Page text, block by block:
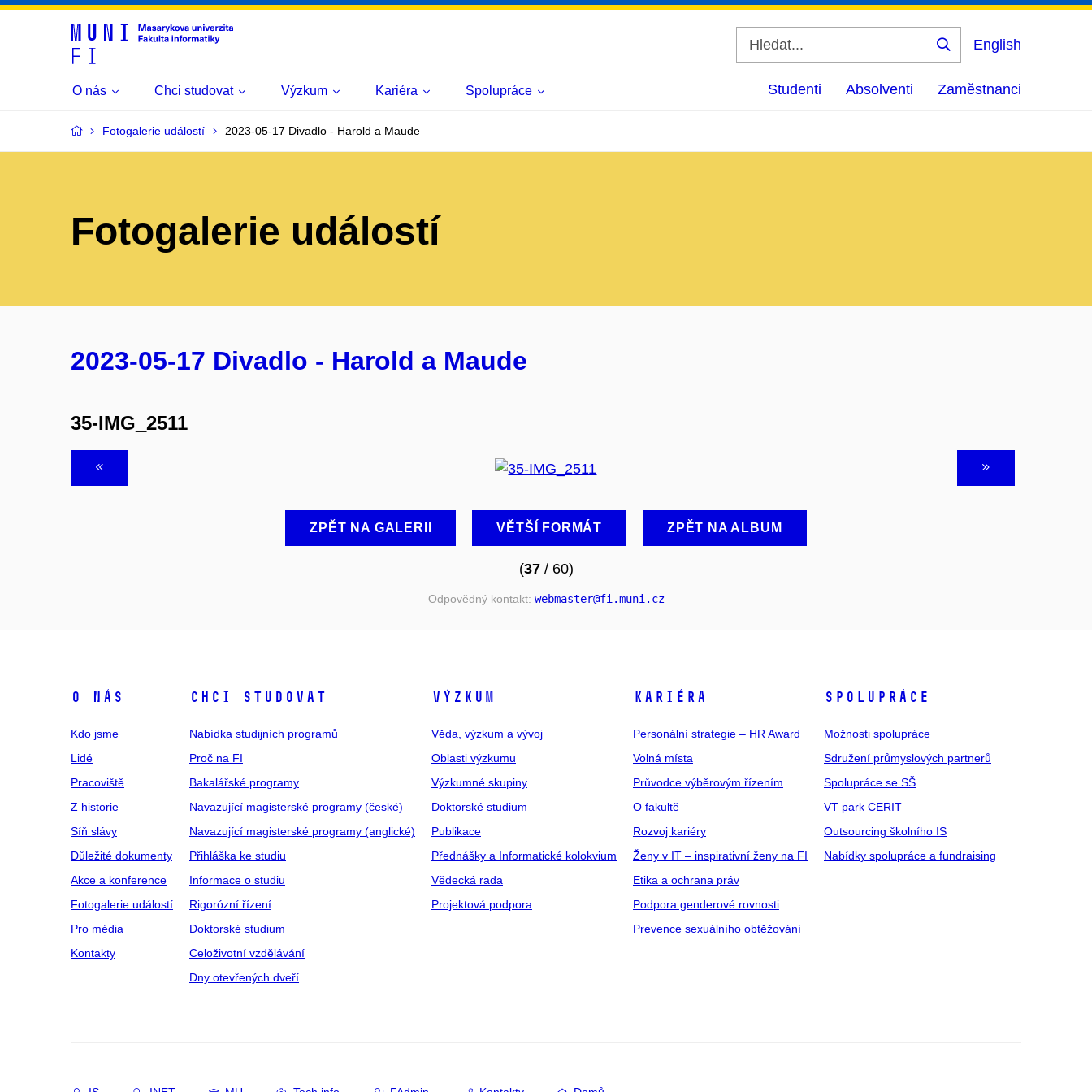
Vyhledat
English
O nás Chci studovat Výzkum Kariéra Spolupráce Studenti Absolventi Zaměstnanci
Fotogalerie událostí 2023-05-17 Divadlo - Harold a Maude
Fotogalerie událostí
2023-05-17 Divadlo - Harold a Maude
35-IMG_2511
ZPĚT NA GALERII VĚTŠÍ FORMÁT ZPĚT NA ALBUM
(37/ 60)
Odpovědný kontakt: webmaster@fi .muni .cz
O NÁS
Kdo jsme
Lidé
Pracoviště
Z historie
Síň slávy
Důležité dokumenty
Akce a konference
Fotogalerie událostí
Pro média
Kontakty
CHCI STUDOVAT
Nabídka studijních programů
Proč na FI
Bakalářské programy
Navazující magisterské programy (české)
Navazující magisterské programy (anglické)
Přihláška ke studiu
Informace o studiu
Rigorózní řízení
Doktorské studium
Celoživotní vzdělávání
Dny otevřených dveří
VÝZKUM
Věda, výzkum a vývoj
Oblasti výzkumu
Výzkumné skupiny
Doktorské studium
Publikace
Přednášky a Informatické kolokvium
Vědecká rada
Projektová podpora
KARIÉRA
Personální strategie – HR Award
Volná místa
Průvodce výběrovým řízením
O fakultě
Rozvoj kariéry
Ženy v IT – inspirativní ženy na FI
Etika a ochrana práv
Podpora genderové rovnosti
Prevence sexuálního obtěžování
SPOLUPRÁCE
Možnosti spolupráce
Sdružení průmyslových partnerů
Spolupráce se SŠ
VT park CERIT
Outsourcing školního IS
Nabídky spolupráce a fundraising